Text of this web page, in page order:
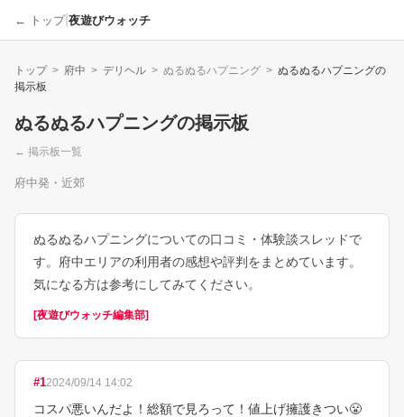
← トップ| 夜遊びウォッチ
トップ > 府中 > デリヘル > ぬるぬるハプニング > ぬるぬるハプニングの
掲示板
ぬるぬるハプニングの掲示板
← 掲示板一覧
府中発・近郊
ぬるぬるハプニングについての口コミ・体験談スレッドで
す。府中エリアの利用者の感想や評判をまとめています。
気になる方は参考にしてみてください。
[夜遊びウォッチ編集部]
#12024/09/14 14:02
コスパ悪いんだよ！総額で見ろって！値上げ擁護きつい😤